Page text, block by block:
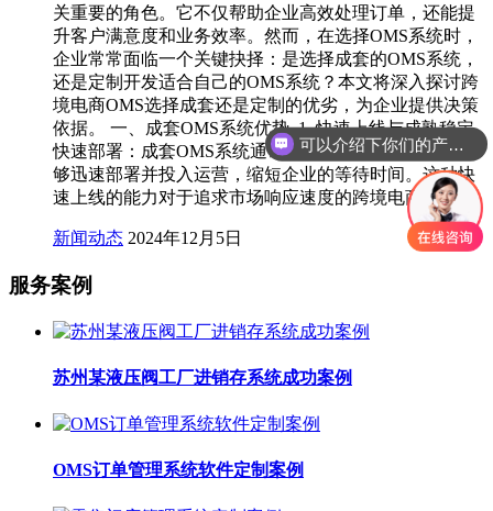
关重要的角色。它不仅帮助企业高效处理订单，还能提
升客户满意度和业务效率。然而，在选择OMS系统时，
企业常常面临一个关键抉择：是选择成套的OMS系统，
还是定制开发适合自己的OMS系统？本文将深入探讨跨
境电商OMS选择成套还是定制的优劣，为企业提供决策
依据。 一、成套OMS系统优势 1. 快速上线与成熟稳定
快速部署：成套OMS系统通常具备即开即用的特点，能
够迅速部署并投入运营，缩短企业的等待时间。这种快
速上线的能力对于追求市场响应速度的跨境电商尤为…
新闻动态 2024年12月5日
服务案例
苏州某液压阀工厂进销存系统成功案例
OMS订单管理系统软件定制案例
可以介绍下你们的产品么